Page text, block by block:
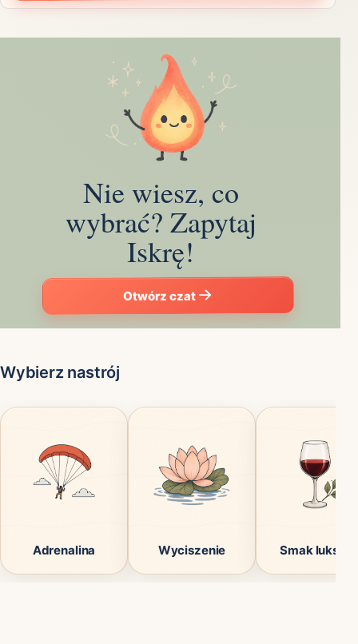
Nie wiesz, co
wybrać? Zapytaj
Iskrę!
Otwórz czat
Wybierz nastrój
Adrenalina Wyciszenie Smak